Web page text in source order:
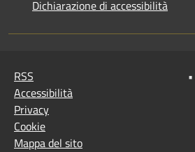
Dichiarazione di accessibilità
RSS
Accessibilità
Privacy
Cookie
Mappa del sito
•